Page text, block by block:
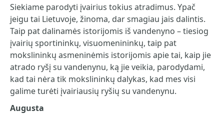
Siekiame parodyti įvairius tokius atradimus. Ypač
jeigu tai Lietuvoje, žinoma, dar smagiau jais dalintis.
Taip pat dalinamės istorijomis iš vandenyno – tiesiog
įvairių sportininkų, visuomenininkų, taip pat
mokslininkų asmeninėmis istorijomis apie tai, kaip jie
atrado ryšį su vandenynu, ką jie veikia, parodydami,
kad tai nėra tik mokslininkų dalykas, kad mes visi
galime turėti įvairiausių ryšių su vandenynu.
Augusta